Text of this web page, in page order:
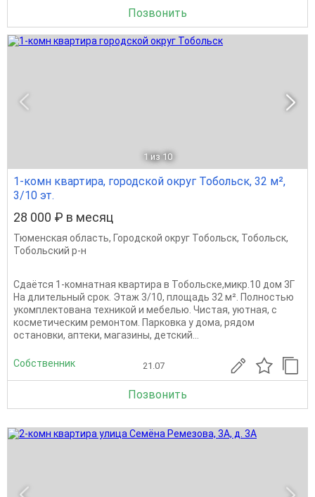
Позвонить
1 из 10
1-комн квартира, городской округ Тобольск, 32 м²,
3/10 эт.
28 000 ₽ в месяц
Тюменская область, Городской округ Тобольск, Тобольск,
Тобольский р-н
Сдаётся 1-комнатная квартира в Тобольске,микр.10 дом 3Г
На длительный срок. Этаж 3/10, площадь 32 м². Полностью
укомплектована техникой и мебелью. Чистая, уютная, с
косметическим ремонтом. Парковка у дома, рядом
остановки, аптеки, магазины, детский...
Собственник 21.07
Позвонить